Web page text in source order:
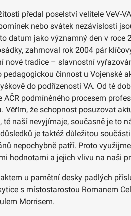
předal poselství velitele VeV-
nebo svátek nezávislosti
datum jako významný den v roce
zahrnoval rok 2004 pár
nové tradice – slavnostní
činnost u Vojenské
do podřízenosti VA. Od té
AČR podmíněného procesem
Věřím, že schopnost posuzovat
té naší nevyjímaje, současně je to
je taktéž důležitou
nepochybně patří. Proto
hodnotami a jejich vlivu na naši
u pamětní desky padlých
s místostarostou Romanem
Morrisem.